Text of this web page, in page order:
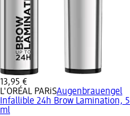
13,95 €
L'ORÉAL PARiSAugenbrauengel
Infallible 24h Brow Lamination, 5
ml